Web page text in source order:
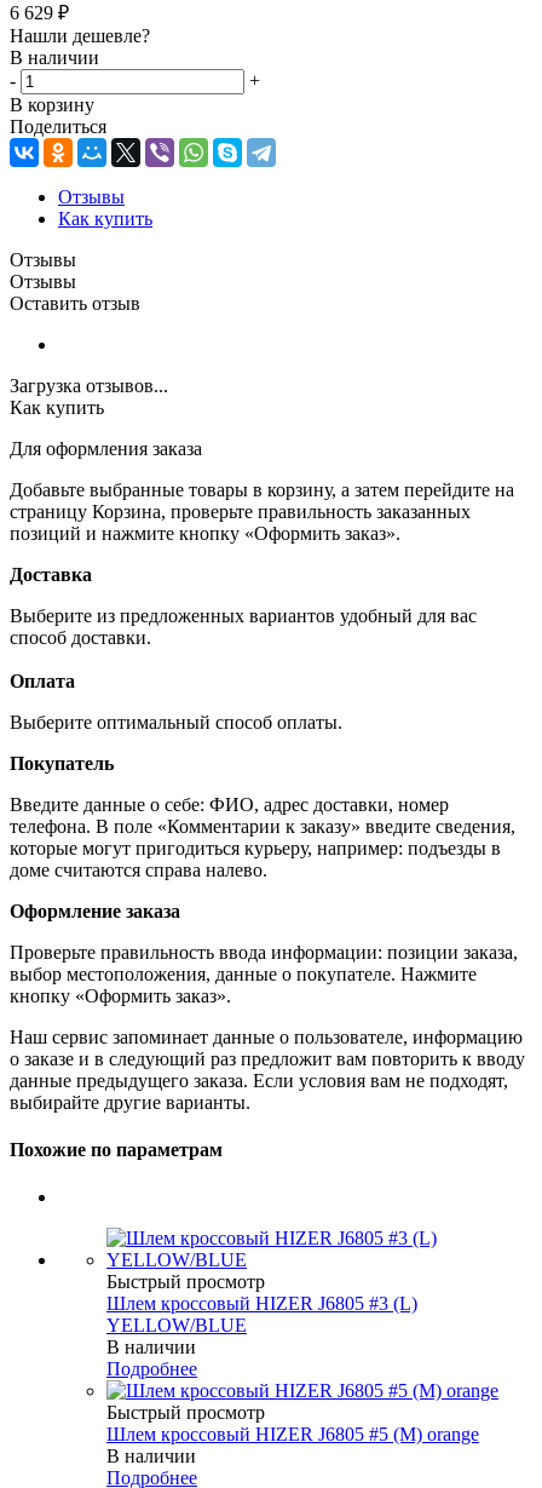
6 629 ₽
Нашли дешевле?
В наличии
-
+
В корзину
Поделиться
Отзывы
Как купить
Отзывы
Отзывы
Оставить отзыв
Загрузка отзывов...
Как купить
Для оформления заказа
Добавьте выбранные товары в корзину, а затем перейдите на
страницу Корзина, проверьте правильность заказанных
позиций и нажмите кнопку «Оформить заказ».
Доставка
Выберите из предложенных вариантов удобный для вас
способ доставки.
Оплата
Выберите оптимальный способ оплаты.
Покупатель
Введите данные о себе: ФИО, адрес доставки, номер
телефона. В поле «Комментарии к заказу» введите сведения,
которые могут пригодиться курьеру, например: подъезды в
доме считаются справа налево.
Оформление заказа
Проверьте правильность ввода информации: позиции заказа,
выбор местоположения, данные о покупателе. Нажмите
кнопку «Оформить заказ».
Наш сервис запоминает данные о пользователе, информацию
о заказе и в следующий раз предложит вам повторить к вводу
данные предыдущего заказа. Если условия вам не подходят,
выбирайте другие варианты.
Похожие по параметрам
Быстрый просмотр
Шлем кроссовый HIZER J6805 #3 (L)
YELLOW/BLUE
В наличии
Подробнее
Быстрый просмотр
Шлем кроссовый HIZER J6805 #5 (M) orange
В наличии
Подробнее